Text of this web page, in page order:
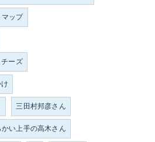
マップ
ーズ
三田村邦彦さん
かい上手の高木さん